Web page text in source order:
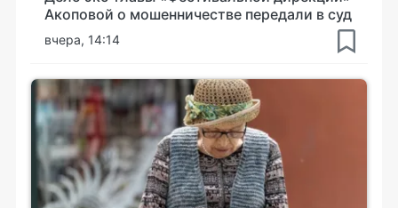
Акоповой о мошенничестве передали в суд
вчера, 14:14